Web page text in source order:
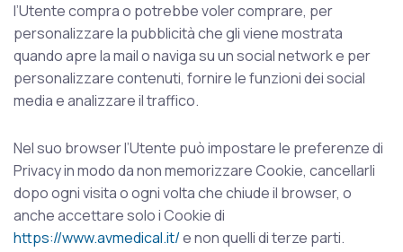
l’Utente compra o potrebbe voler comprare, per
personalizzare la pubblicità che gli viene mostrata
quando apre la mail o naviga su un social network e per
personalizzare contenuti, fornire le funzioni dei social
media e analizzare il traffico.
Nel suo browser l’Utente può impostare le preferenze di
Privacy in modo da non memorizzare Cookie, cancellarli
dopo ogni visita o ogni volta che chiude il browser, o
anche accettare solo i Cookie di
https://www.avmedical.it/e non quelli di terze parti.